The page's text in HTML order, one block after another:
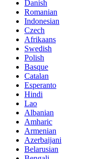
Danish
Romanian
Indonesian
Czech
Afrikaans
Swedish
Polish
Basque
Catalan
Esperanto
Hindi
Lao
Albanian
Amharic
Armenian
Azerbaijani
Belarusian